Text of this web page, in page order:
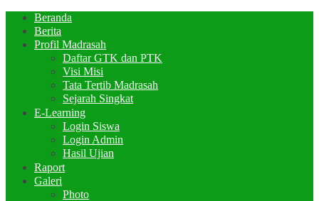
Beranda
Berita
Profil Madrasah
Daftar GTK dan PTK
Visi Misi
Tata Tertib Madrasah
Sejarah Singkat
E-Learning
Login Siswa
Login Admin
Hasil Ujian
Raport
Galeri
Photo